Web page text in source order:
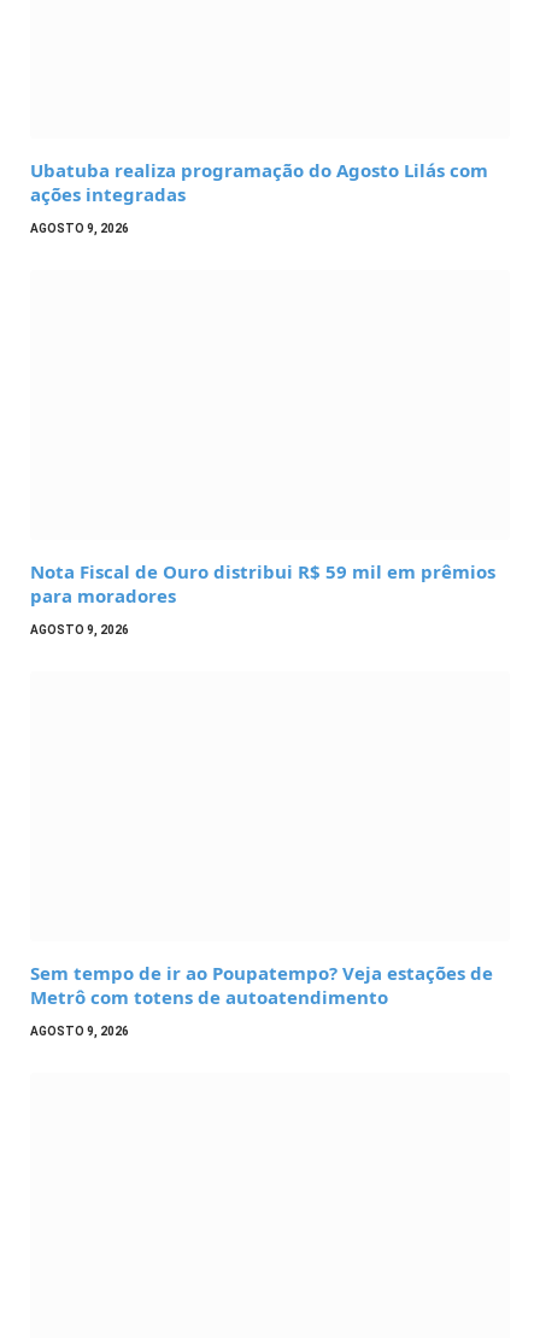
Ubatuba realiza programação do Agosto Lilás com
ações integradas
AGOSTO 9, 2026
Nota Fiscal de Ouro distribui R$ 59 mil em prêmios
para moradores
AGOSTO 9, 2026
Sem tempo de ir ao Poupatempo? Veja estações de
Metrô com totens de autoatendimento
AGOSTO 9, 2026